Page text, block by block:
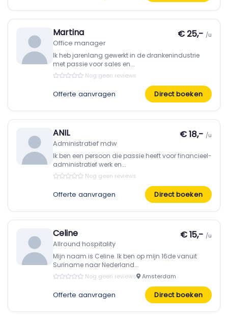
Martina
Office manager
€ 25,- /u
Ik heb jarenlang gewerkt in de drankenindustrie
met passie voor sales en...
Nog geen reviews
Offerte aanvragen Direct boeken
ANIL
Administratief mdw
€ 18,- /u
Ik ben een persoon die passie heeft voor financieel-
administratief werk en...
Nog geen reviews
Offerte aanvragen Direct boeken
Celine
Allround hospitality
€ 15,- /u
Mijn naam is Celine. Ik ben op mijn 16de vanuit
Suriname naar Nederland...
Nog geen reviews Amsterdam
Offerte aanvragen Direct boeken